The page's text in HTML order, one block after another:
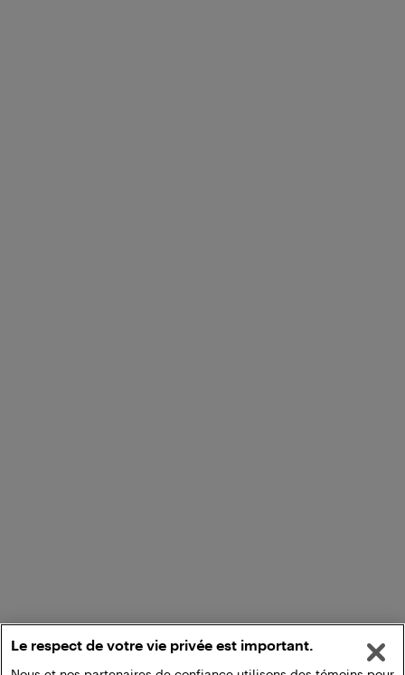
Le respect de votre vie privée est important.